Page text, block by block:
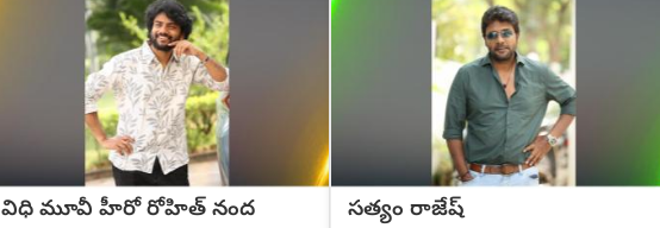
విధి మూవీ హీరో రోహిత్ నంద సత్యం రాజేష్